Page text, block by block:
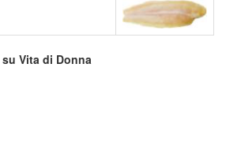
su Vita di Donna